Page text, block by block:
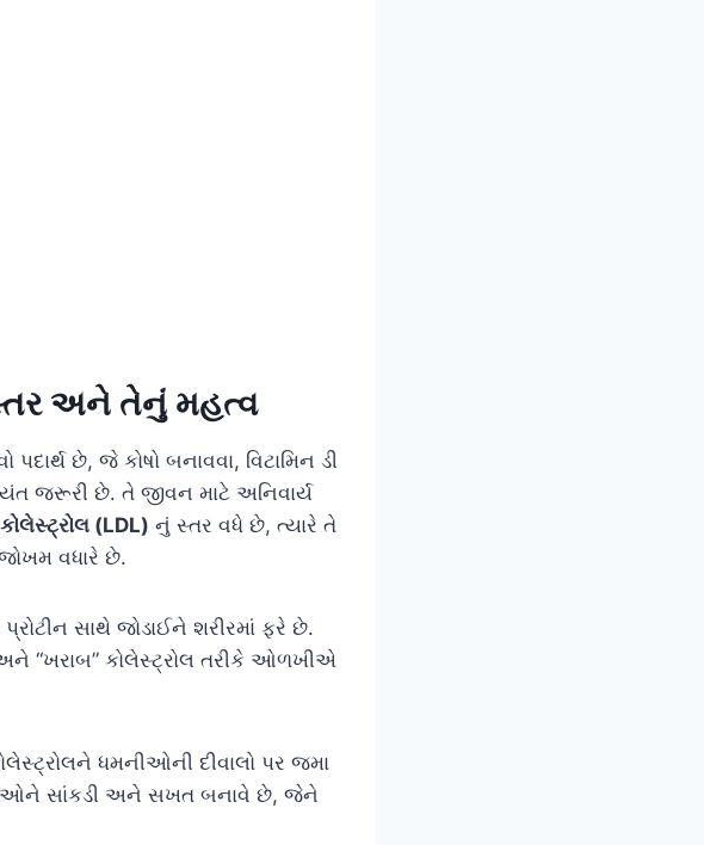
અને તેનું મહત્વ
છે, જે કોષો બનાવવા, વિટામિન ડી
જરૂરી છે. તે જીવન માટે અનિવાર્ય
(LDL) નું સ્તર વધે છે, ત્યારે તે
વધારે છે.
સાથે જોડાઈને શરીરમાં ફરે છે.
“ખરાબ” કોલેસ્ટ્રોલ તરીકે ઓળખીએ
ધમનીઓની દીવાલો પર જમા
સાંકડી અને સખત બનાવે છે, જેને